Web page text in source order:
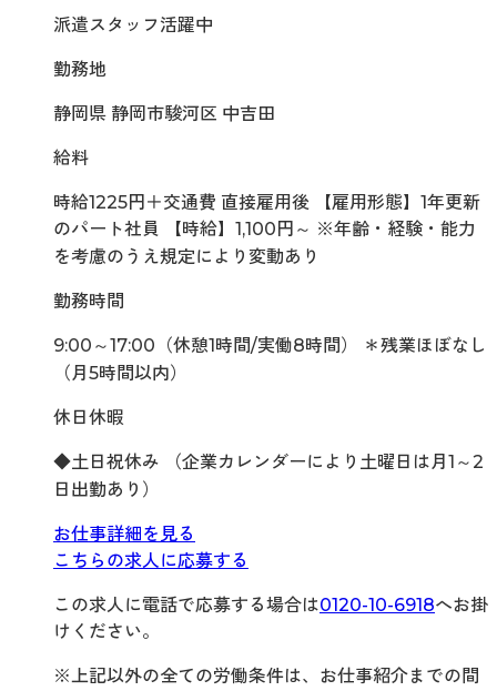
派遣スタッフ活躍中
勤務地
静岡県 静岡市駿河区 中吉田
給料
時給1225円＋交通費 直接雇用後 【雇用形態】1年更新
のパート社員 【時給】1,100円～ ※年齢・経験・能力
を考慮のうえ規定により変動あり
勤務時間
9:00～17:00（休憩1時間/実働8時間） ＊残業ほぼなし
（月5時間以内）
休日休暇
◆土日祝休み （企業カレンダーにより土曜日は月1～2
日出勤あり）
お仕事詳細を見る
こちらの求人に応募する
この求人に電話で応募する場合は0120-10-6918へお掛
けください。
※上記以外の全ての労働条件は、お仕事紹介までの間